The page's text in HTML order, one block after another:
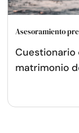
Asesoramiento
Cuestionario
matrimonio